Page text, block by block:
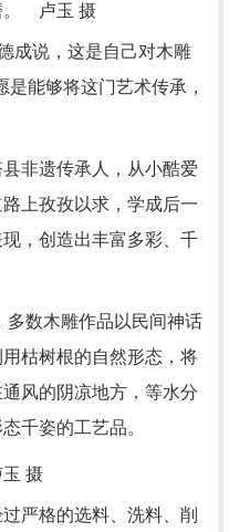
。 卢玉 摄
说，这是自己对木雕
能够将这门艺术传承，
非遗传承人，从小酷爱
上孜孜以求，学成后一
，创造出丰富多彩、千
数木雕作品以民间神话
枯树根的自然形态，将
风的阴凉地方，等水分
千姿的工艺品。
摄
格的选料、洗料、削